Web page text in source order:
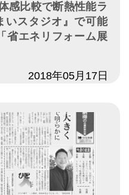
感比較で断熱性能ラ
いスタジオ』で可能
省エネリフォーム展
2018年05月17日